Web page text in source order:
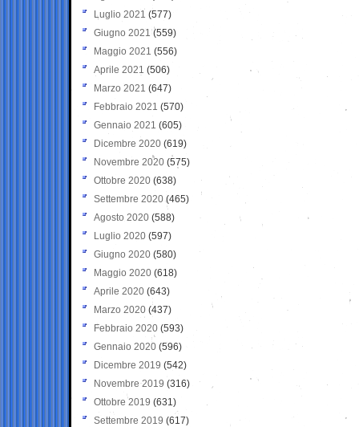
Luglio 2021 (577)
Giugno 2021(559)
Maggio 2021 (556)
Aprile 2021 (506)
Marzo 2021 (647)
Febbraio 2021 (570)
Gennaio 2021 (605)
Dicembre 2020 (619)
Novembre 2020 (575)
Ottobre 2020 (638)
Settembre 2020(465)
Agosto 2020 (588)
Luglio 2020 (597)
Giugno 2020 (580)
Maggio 2020 (618)
Aprile 2020 (643)
Marzo 2020 (437)
Febbraio 2020 (593)
Gennaio 2020 (596)
Dicembre 2019 (542)
Novembre 2019 (316)
Ottobre 2019 (631)
Settembre 2019 (617)